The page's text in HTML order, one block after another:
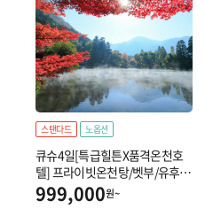
스탠다드 노옵션
큐슈4일[특급힐튼X품격온천호
텔] 프라이빗온천탕/벳부/유후
인/후쿠오카(1일자유)
999,000원~